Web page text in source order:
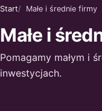
Start Małe i średnie firmy
Małe i
Pomagamy małym i
inwestycjach.